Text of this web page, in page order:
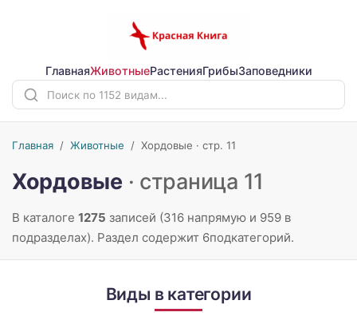
ГлавнаяЖивотныеРастенияГрибыЗаповедники
Главная / Животные / Хордовые · стр. 11
Хордовые · страница 11
В каталоге 1275 записей (316 напрямую и 959 в
подразделах). Раздел содержит 6подкатегорий.
Виды в категории